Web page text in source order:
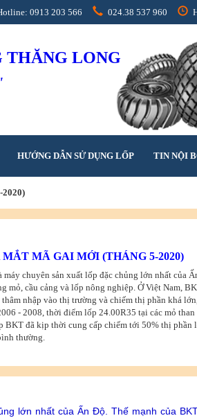
0913 203 566 024.38 537 960
THĂNG LONG
HƯỚNG DẪN SỬ DỤNG LỐP TIN NỘI
MÃ GAI MỚI (THÁNG 5-2020)
chuyên sản xuất lốp đặc chủng lớn nhất của
mỏ, cầu cảng và lốp nông nghiệp. Ở Việt Nam,
nhập vào thị trường và chiếm thị phần khá
- 2008, thời điểm lốp 24.00R35 tại các mỏ
BKT đã kịp thời cung cấp chiếm tới 50% thị phần
thường.
lớn nhất của Ấn Độ. Thế mạnh của